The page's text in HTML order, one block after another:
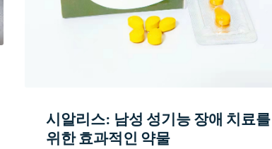
시알리스: 남성 성기능 장애 치료를
위한 효과적인 약물